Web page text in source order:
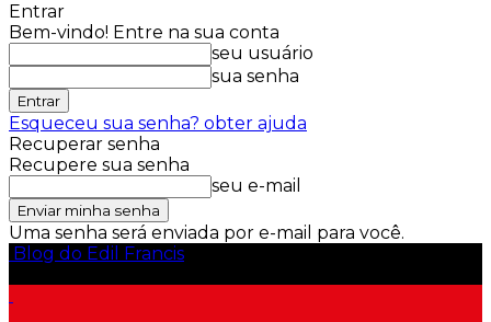
Entrar
Bem-vindo! Entre na sua conta
seu usuário
sua senha
Esqueceu sua senha? obter ajuda
Recuperar senha
Recupere sua senha
seu e-mail
Uma senha será enviada por e-mail para você.
Blog do Edil Francis